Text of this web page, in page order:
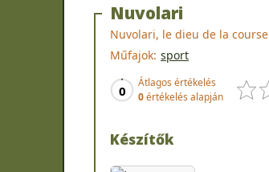
Nuvolari
Nuvolari, le dieu de la course
Műfajok: sport
0
Átlagos értékelés
0értékelés alapján
Készítők